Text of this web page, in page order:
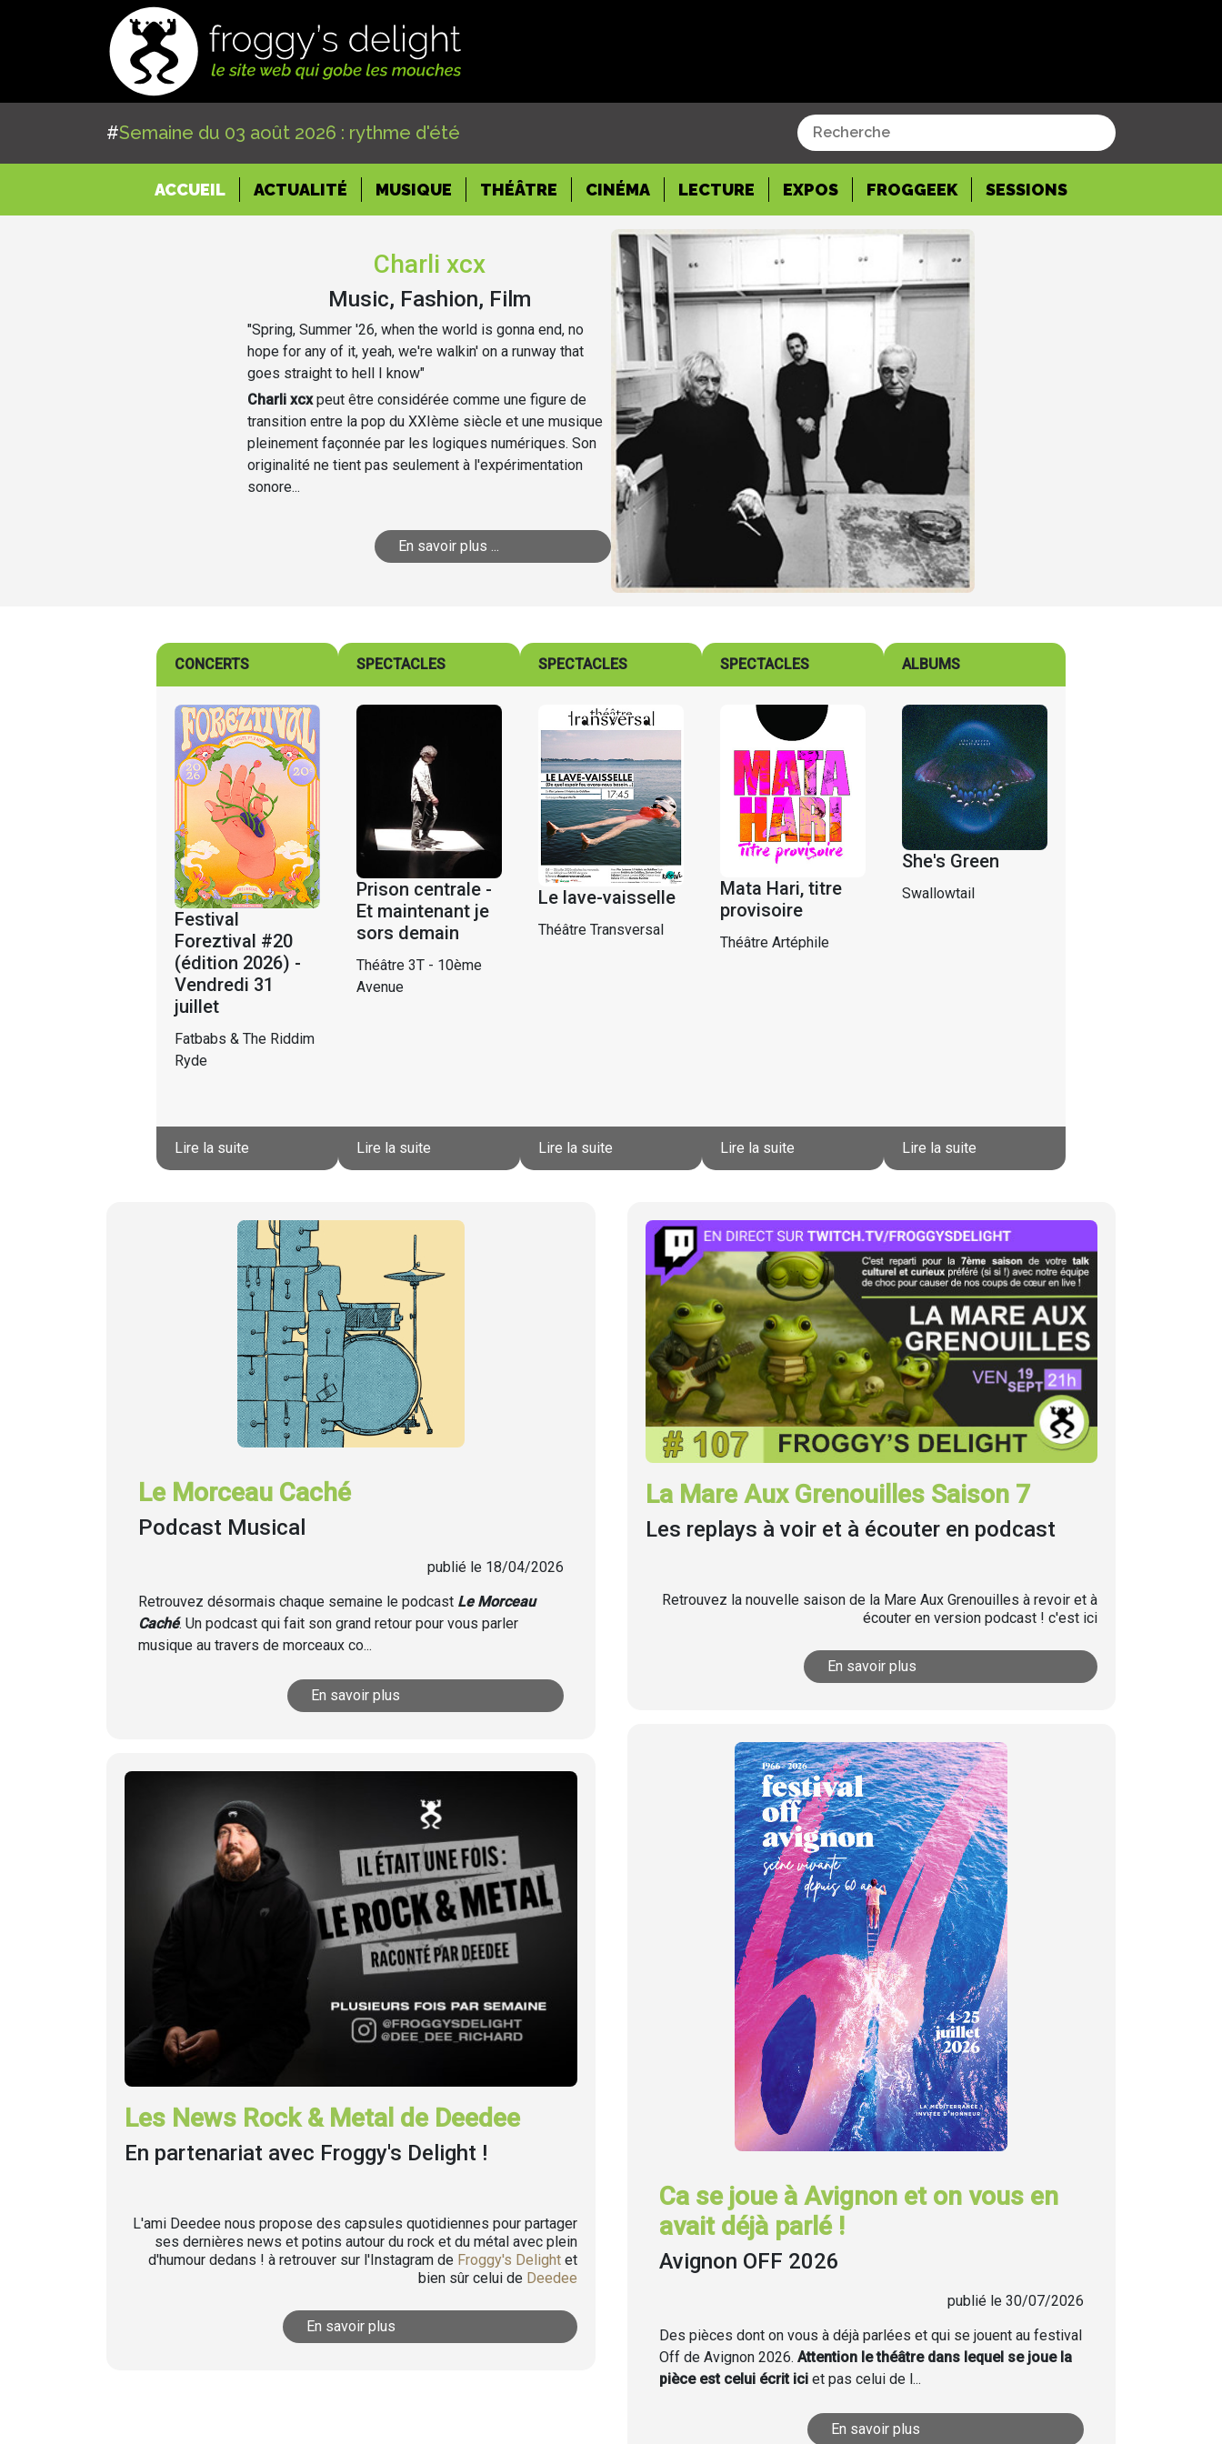
#Semaine du 03 août 2026 : rythme d'été
ACCUEIL(CURRENT)
ACTUALITÉ MUSIQUE THÉÂTRE CINÉMA LECTURE EXPOS FROGGEEK SESSIONS
Charli xcx
Music, Fashion, Film
"Spring, Summer '26, when the world is gonna end, no
hope for any of it, yeah, we're walkin' on a runway that
goes straight to hell I know"
Charli xcxpeut être considérée comme une figure de
transition entre la pop du XXIème siècle et une musique
pleinement façonnée par les logiques numériques. Son
originalité ne tient pas seulement à l'expérimentation
sonore...
En savoir plus ...
CONCERTS
Festival
Foreztival #20
(édition 2026) -
Vendredi 31
juillet
Fatbabs & The Riddim
Ryde
Lire la suite
SPECTACLES
Prison centrale -
Et maintenant je
sors demain
Théâtre 3T - 10ème
Avenue
Lire la suite
SPECTACLES
Le lave-vaisselle
Théâtre Transversal
Lire la suite
SPECTACLES
Mata Hari, titre
provisoire
Théâtre Artéphile
Lire la suite
ALBUMS
She's Green
Swallowtail
Lire la suite
Le Morceau Caché
Podcast Musical
publié le 18/04/2026
Retrouvez désormais chaque semaine le podcast Le Morceau
Caché. Un podcast qui fait son grand retour pour vous parler
musique au travers de morceaux co...
En savoir plus
Les News Rock & Metal de Deedee
En partenariat avec Froggy's Delight !
L'ami Deedee nous propose des capsules quotidiennes pour partager
ses dernières news et potins autour du rock et du métal avec plein
d'humour dedans ! à retrouver sur l'Instagram de Froggy's Delightet
bien sûr celui de Deedee
En savoir plus
La Mare Aux Grenouilles Saison 7
Les replays à voir et à écouter en podcast
Retrouvez la nouvelle saison de la Mare Aux Grenouilles à revoir et à
écouter en version podcast ! c'est ici
En savoir plus
Ca se joue à Avignon et on vous en
avait déjà parlé !
Avignon OFF 2026
publié le 30/07/2026
Des pièces dont on vous à déjà parlées et qui se jouent au festival
Off de Avignon 2026. Attention le théâtre dans lequel se joue la
pièce est celui écrit iciet pas celui de l...
En savoir plus